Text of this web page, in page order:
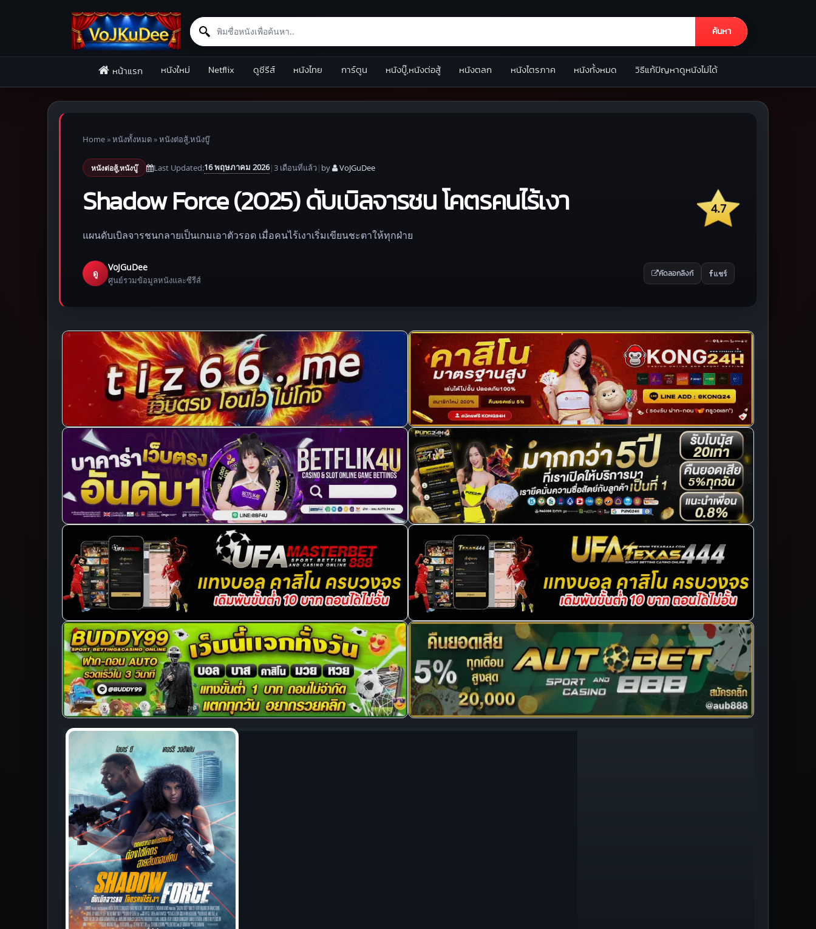
Search for:
ค้นหา
หน้าแรก หนังใหม่ Netflix ดูซีรีส์ หนังไทย การ์ตูน หนังบู๊,หนังต่อสู้ หนังตลก หนังไตรภาค หนังทั้งหมด วิธีแก้ปัญหาดูหนังไม่ได้
Home»หนังทั้งหมด»หนังต่อสู้,หนังบู๊
หนังต่อสู้,หนังบู๊ Last Updated:16 พฤษภาคม 2026|3 เดือนที่แล้ว| by VoJGuDee
4.7
Shadow Force (2025) ดับเบิลจารชน โคตรคนไร้เงา
แผนดับเบิลจารชนกลายเป็นเกมเอาตัวรอด เมื่อคนไร้เงาเริ่มเขียนชะตาให้ทุกฝ่าย
ดู
VoJGuDee
ศูนย์รวมข้อมูลหนังและซีรีส์
คัดลอกลิงก์ แชร์